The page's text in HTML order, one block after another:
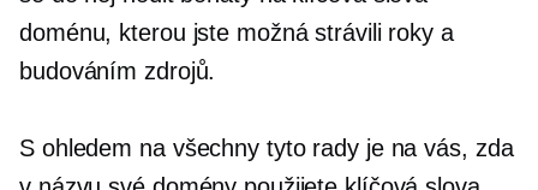
doménu, kterou jste možná strávili roky a
budováním zdrojů.
S ohledem na všechny tyto rady je na vás, zda